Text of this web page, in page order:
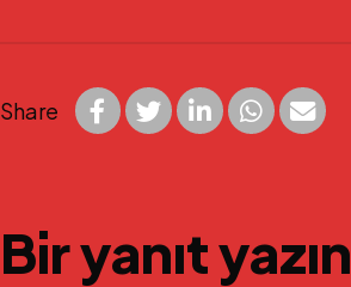
Share
Bir yanıt yazın